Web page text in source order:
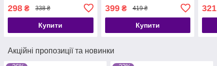
298 ₴ 338 ₴
Купити
399₴ 419 ₴
Купити
321
Акційні пропозиції та новинки